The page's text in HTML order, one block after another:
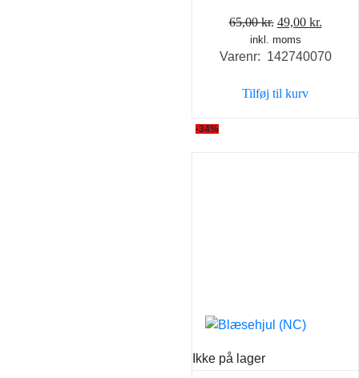
65,00kr. Den
oprindelige
pris
65,00 kr..
49,00 kr.
pris
inkl. moms
Varenr: 142740070
Tilføj til kurv
-34%
Ikke på lager